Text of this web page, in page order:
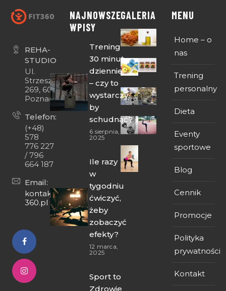
REHA-
STUDIO
Ul.
Strzeszyńska
269, 60-474
Poznań
Telefon:
(+48)
578
776 227
/ 796
664 187
Email:
kontakt@fit-
360.pl
NAJNOWSZE
WPISY
Trening
30 minut
dziennie
– czy to
wystarczy,
by
schudnąć?
6 sierpnia,
2025
Ile razy
w
tygodniu
ćwiczyć,
żeby
zobaczyć
efekty?
12 marca,
2025
Sport to
Zdrowie
GALERIA MENU
Home – o
nas
Trening
personalny
Dieta
Eventy
sportowe
Blog
Cennik
Promocje
Polityka
prywatności
Kontakt